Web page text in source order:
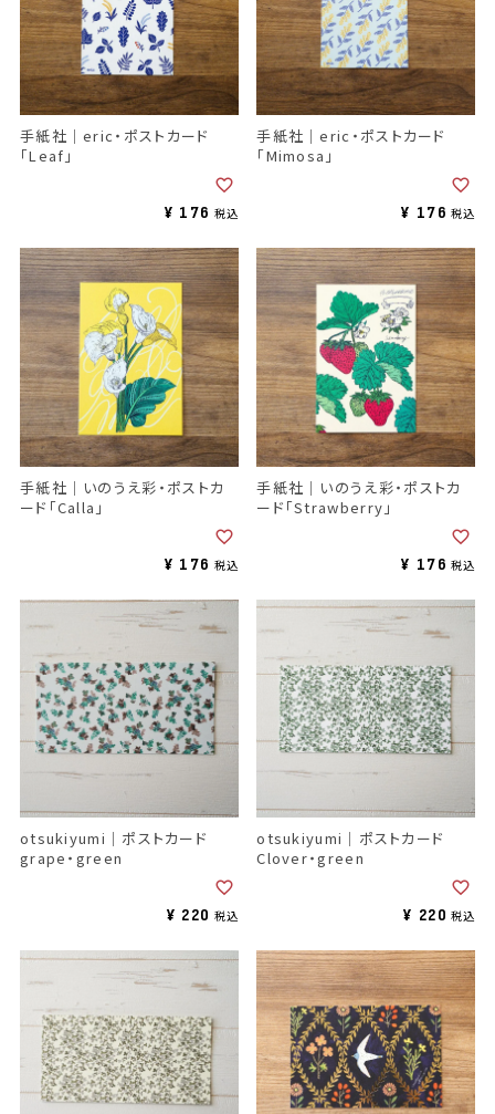
手紙社｜eric・ポストカード
「Leaf」
¥ 176 税込
手紙社｜eric・ポストカード
「Mimosa」
¥ 176 税込
手紙社｜いのうえ彩・ポストカ
ード「Calla」
¥ 176 税込
手紙社｜いのうえ彩・ポストカ
ード「Strawberry」
¥ 176 税込
otsukiyumi｜ポストカード
grape・green
¥ 220 税込
otsukiyumi｜ポストカード
Clover・green
¥ 220 税込